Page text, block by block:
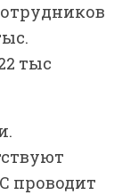
тыс
проводит